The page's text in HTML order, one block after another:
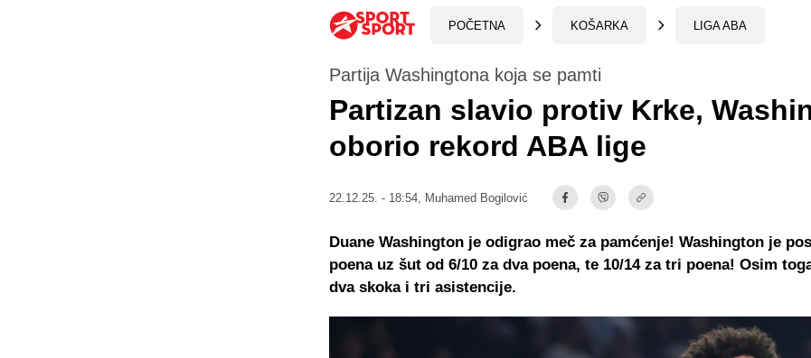
POČETNA KOŠARKA LIGA ABA
Partija Washingtona koja se pamti
Partizan slavio protiv Krke,
oborio rekord ABA lige
22.12.25. - 18:54, Muhamed Bogilović
Duane Washington je odigrao meč za pamćenje! Washington je
poena uz šut od 6/10 za dva poena, te 10/14 za tri poena! Osim
dva skoka i tri asistencije.